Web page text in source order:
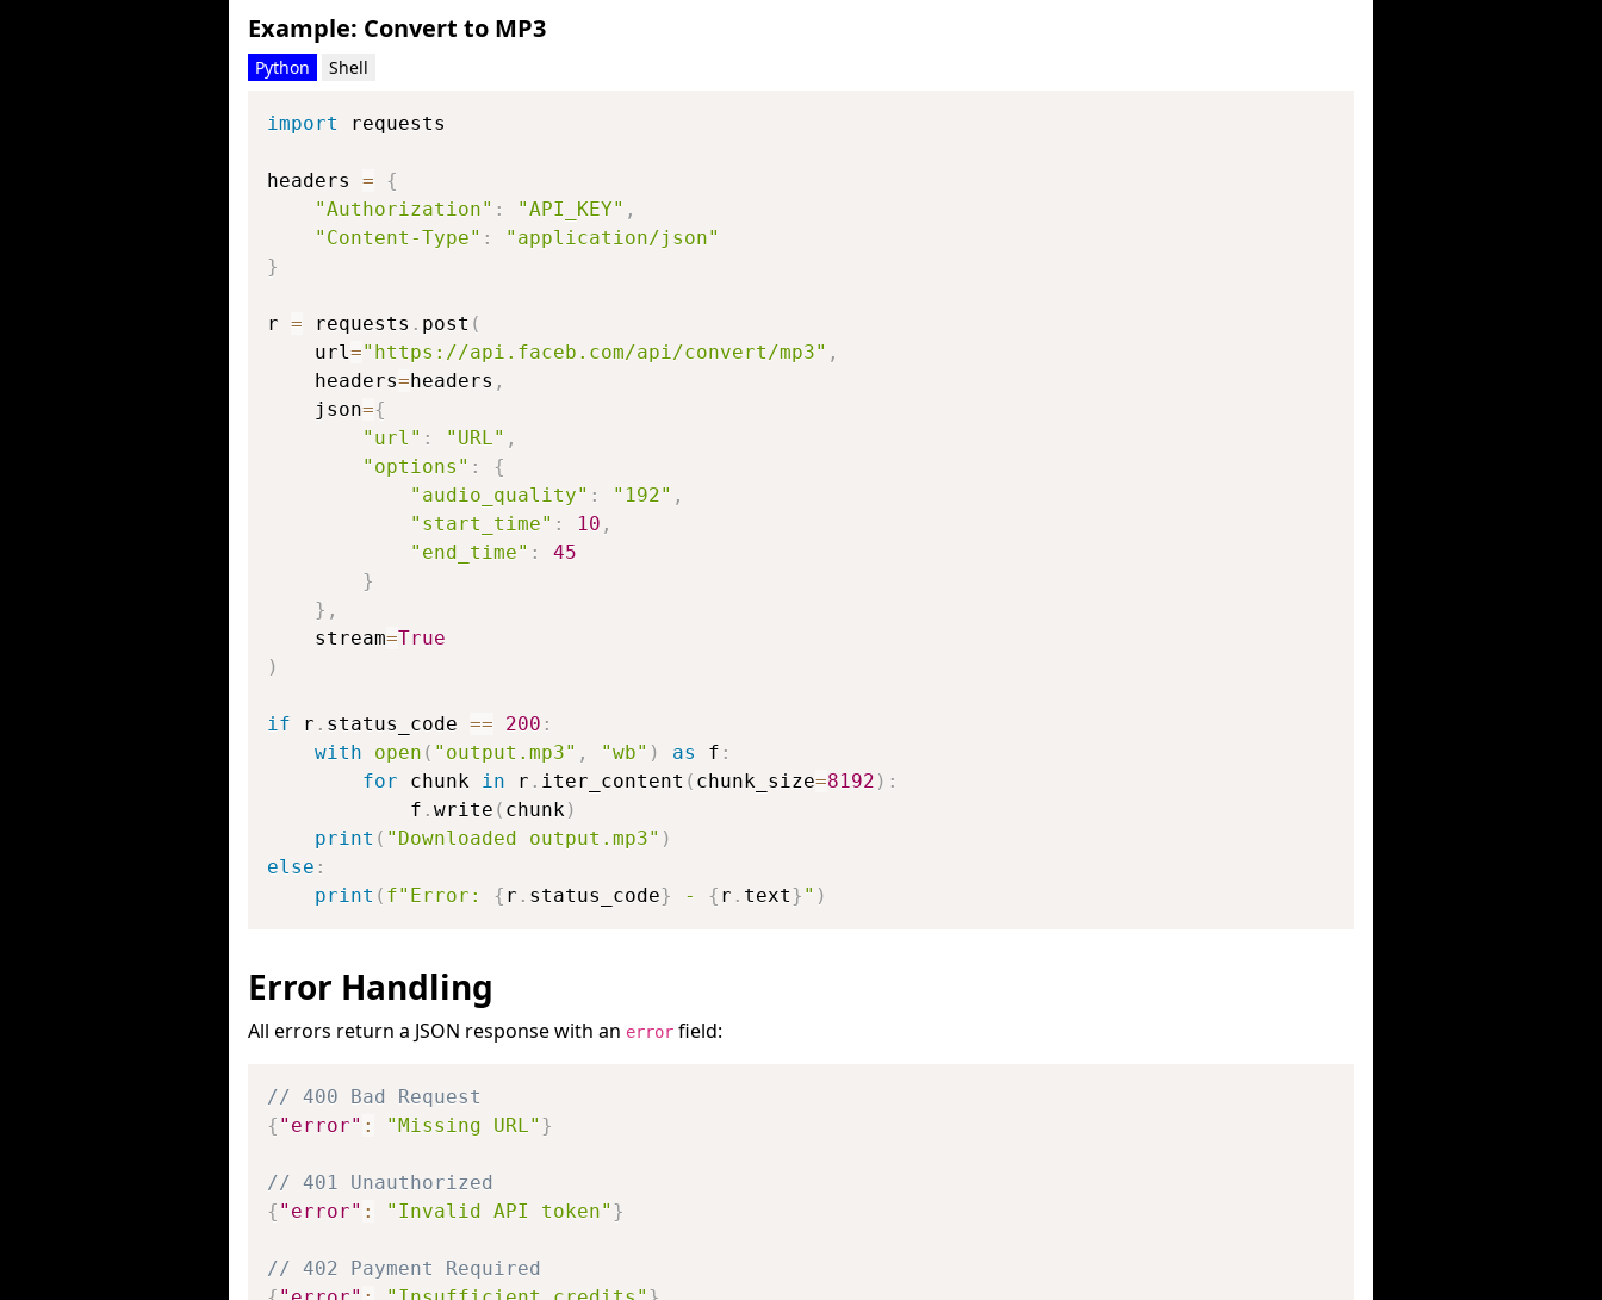
Example: Convert to MP3
Python Shell
import requests
headers =
{
"Authorization" : "API_KEY" ,
"Content-Type" :
"application/json"
}
r = requests . post (
    url
="https://api.faceb.com/api/convert/mp3" ,
    headers
=headers ,
    json
={
"url" : "URL" ,
"options" :
{
"audio_quality" : "192" ,
"start_time" : 10 ,
"end_time" :
45
}
} ,
    stream
=True
)
if r . status_code == 200 :
with
open ( "output.mp3" , "wb" ) as f :
for chunk in r . iter_content ( chunk_size=8192 ) :
            f
. write ( chunk)
print ( "Downloaded output.mp3" )
else :
print ( f"Error: { r . status_code} - { r . text} " )
Error Handling
All errors return a JSON response with an error field:
// 400 Bad Request
{ "error" : "Missing URL" }
// 401 Unauthorized
{ "error" : "Invalid API token" }
// 402 Payment Required